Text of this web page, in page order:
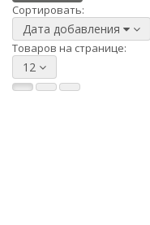
Сортировать:
Дата добавления
Товаров на странице:
12